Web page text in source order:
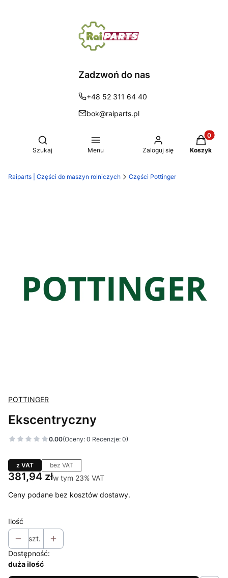
Zadzwoń do nas
+48 52 311 64 40
bok@raiparts.pl
Otwórz wyszukiwarkę
Szukaj Menu Zaloguj się Koszyk
Raiparts | Części do maszyn rolniczych Części Pottinger
POTTINGER
Ekscentryczny
0.00(Oceny: 0 Recenzje: 0)
z VAT bez VAT
Cena
381,94 złw tym 23% VAT
w tym 23% VAT
Ceny podane bez kosztów dostawy.
Ilość
szt.
Dostępność:
duża ilość